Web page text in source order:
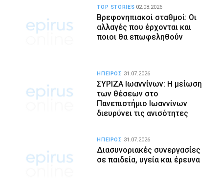
Βρεφονηπιακοί σταθμοί: Οι
αλλαγές που έρχονται και
ποιοι θα επωφεληθούν
TOP STORIES 02.08.2026
ΣΥΡΙΖΑ Ιωαννίνων: Η μείωση
των θέσεων στο
Πανεπιστήμιο Ιωαννίνων
διευρύνει τις ανισότητες
ΗΠΕΙΡΟΣ 31.07.2026
Διασυνοριακές συνεργασίες
σε παιδεία, υγεία και έρευνα
ΗΠΕΙΡΟΣ 31.07.2026